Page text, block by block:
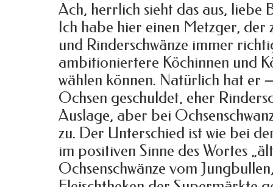
Ach, herrlich sieht das aus, liebe
Ich habe hier einen Metzger, der
und Rinderschwänze immer
ambitioniertere Köchinnen und
wählen können. Natürlich hat er
Ochsen geschuldet, eher
Auslage, aber bei
zu. Der Unterschied ist wie bei
im positiven Sinne des Wortes
Ochsenschwänze vom